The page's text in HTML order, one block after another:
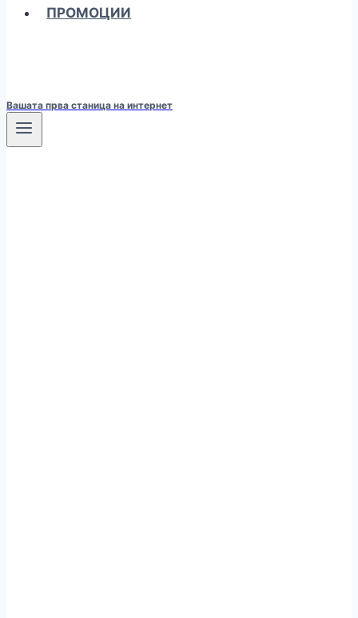
ПРОМОЦИИ
Вашата прва станица на интернет